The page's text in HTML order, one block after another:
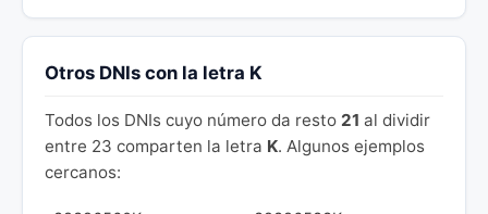
Otros DNIs con la letra K
Todos los DNIs cuyo número da resto 21 al dividir
entre 23 comparten la letra K. Algunos ejemplos
cercanos: